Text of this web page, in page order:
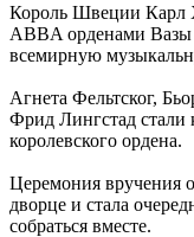
Король Швеции Карл
ABBA орденами
всемирную
Агнета Фельтског,
Фрид Лингстад ​​стали
королевского ордена.
Церемония вручения
дворце и стала
собраться вместе.